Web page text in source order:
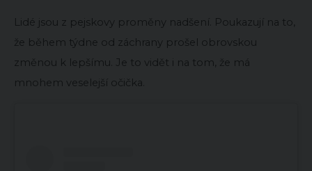
Lidé jsou z pejskovy proměny nadšení. Poukazují na to,
že během týdne od záchrany prošel obrovskou
změnou k lepšímu. Je to vidět i na tom, že má
mnohem veselejší očička.